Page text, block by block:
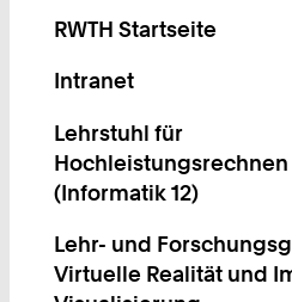
RWTH Startseite
Intranet
Lehrstuhl für
Hochleistungsrechnen
(Informatik 12)
Lehr- und
Virtuelle Realität und